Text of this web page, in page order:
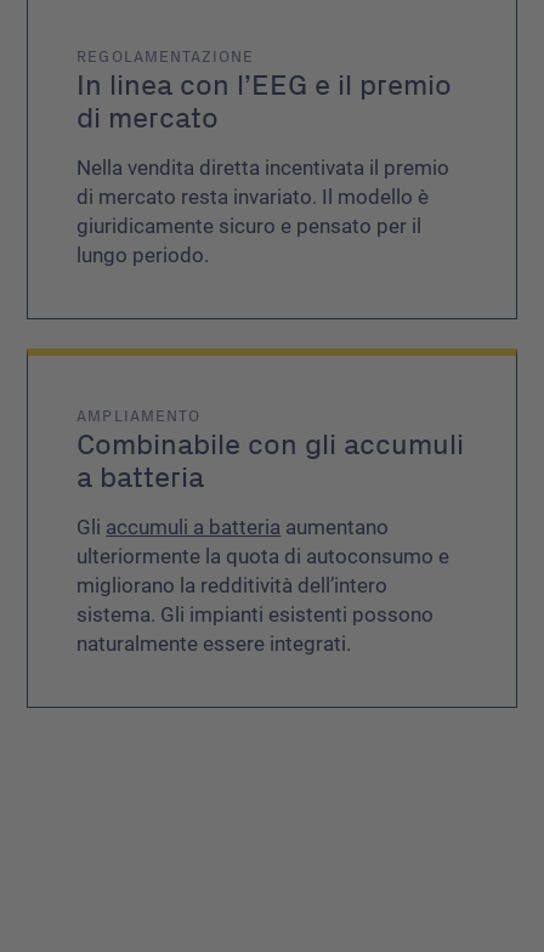
REGOLAMENTAZIONE
In linea con l’EEG e il premio
di mercato
Nella vendita diretta incentivata il premio
di mercato resta invariato. Il modello è
giuridicamente sicuro e pensato per il
lungo periodo.
AMPLIAMENTO
Combinabile con gli accumuli
a batteria
Gli accumuli a batteria aumentano
ulteriormente la quota di autoconsumo e
migliorano la redditività dell’intero
sistema. Gli impianti esistenti possono
naturalmente essere integrati.